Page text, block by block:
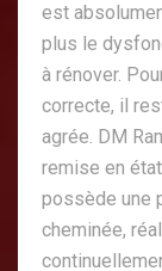
est
plus le
à rénover.
correcte, il
agrée. DM
remise en
possède une
cheminée,